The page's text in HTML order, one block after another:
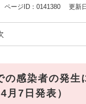
ページID：0141380 更新
の感染者の発生
月7日発表）